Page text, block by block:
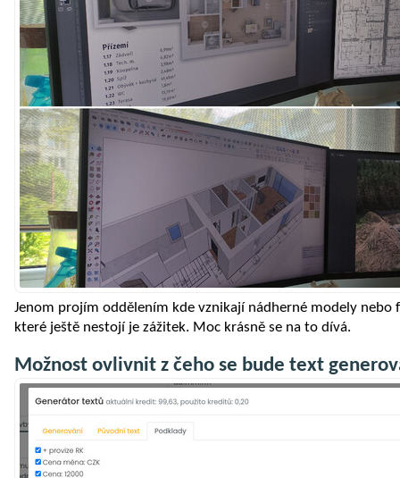
Jenom projím oddělením kde vznikají nádherné modely nebo
které ještě nestojí je zážitek. Moc krásně se na to dívá.
Možnost ovlivnit z čeho se bude text